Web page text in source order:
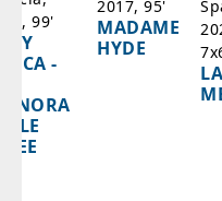
99'
-
2017, 95'
MADAME
HYDE
LA